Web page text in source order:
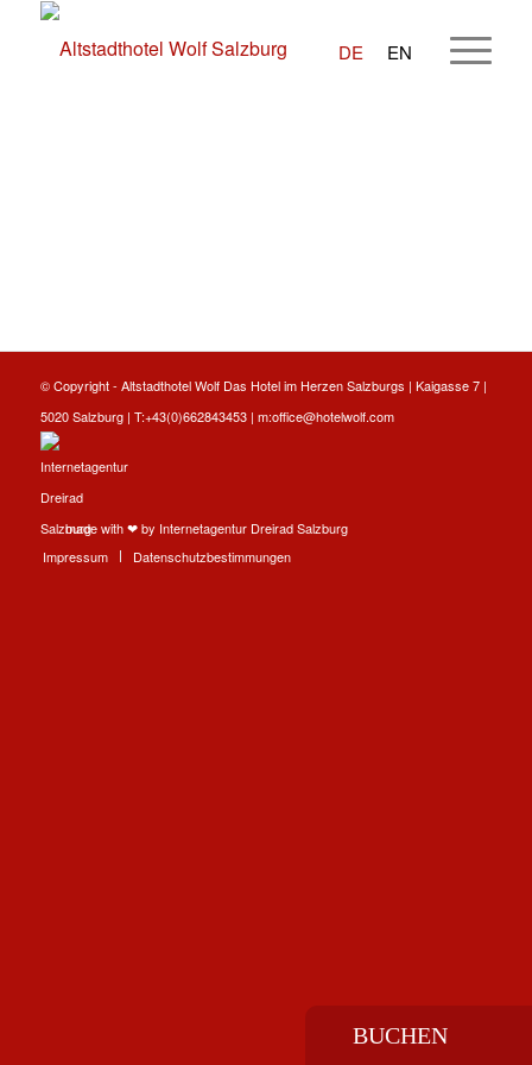
DE EN
BUCHEN
© Copyright - Altstadthotel WolfDas Hotel im Herzen Salzburgs | Kaigasse 7 |
5020 Salzburg | T:+43(0)662843453| m:office@hotelwolf.com
made with ❤ by Internetagentur Dreirad Salzburg
Impressum
Datenschutzbestimmungen